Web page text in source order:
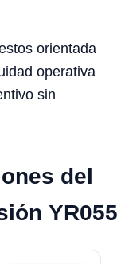
orientada
operativa
sin
del